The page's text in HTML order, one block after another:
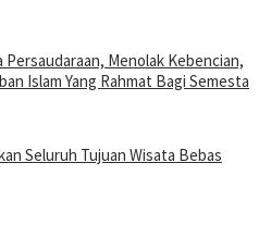
Menolak Kebencian,
Islam Yang Rahmat Bagi Semesta
Seluruh Tujuan Wisata Bebas